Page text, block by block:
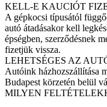
KELL-E KAUCIÓT
A gépkocsi típusától
autó átadásakor kell
épségben, szerződésnek
fizetjük vissza.
LEHETSÉGES AZ
Autóink házhozszállítása
Budapest körzetén belül
MILYEN